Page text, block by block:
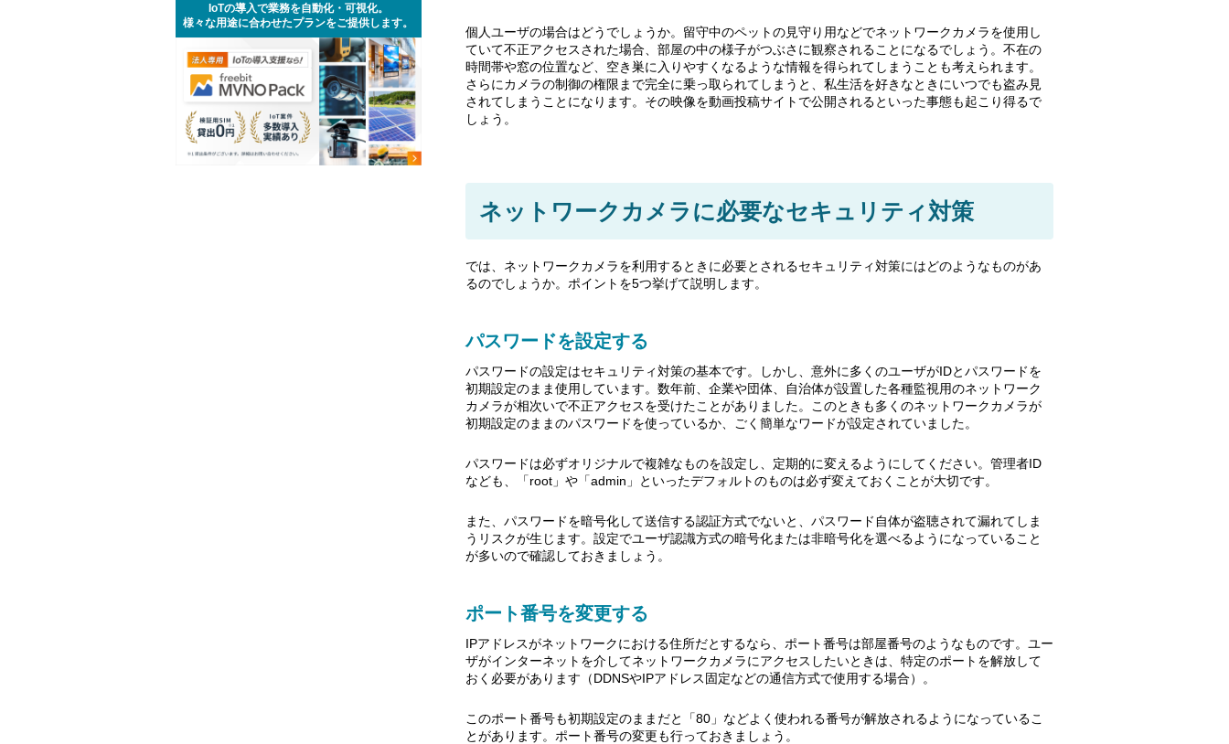
個人ユーザの場合はどうでしょうか。留守中のペットの見守り用などでネットワークカメラを使用し
ていて不正アクセスされた場合、部屋の中の様子がつぶさに観察されることになるでしょう。不在の
時間帯や窓の位置など、空き巣に入りやすくなるような情報を得られてしまうことも考えられます。
さらにカメラの制御の権限まで完全に乗っ取られてしまうと、私生活を好きなときにいつでも盗み見
されてしまうことになります。その映像を動画投稿サイトで公開されるといった事態も起こり得るで
しょう。
ネットワークカメラに必要なセキュリティ対策
では、ネットワークカメラを利用するときに必要とされるセキュリティ対策にはどのようなものがあ
るのでしょうか。ポイントを5つ挙げて説明します。
パスワードを設定する
パスワードの設定はセキュリティ対策の基本です。しかし、意外に多くのユーザがIDとパスワードを
初期設定のまま使用しています。数年前、企業や団体、自治体が設置した各種監視用のネットワーク
カメラが相次いで不正アクセスを受けたことがありました。このときも多くのネットワークカメラが
初期設定のままのパスワードを使っているか、ごく簡単なワードが設定されていました。
パスワードは必ずオリジナルで複雑なものを設定し、定期的に変えるようにしてください。管理者ID
なども、「root」や「admin」といったデフォルトのものは必ず変えておくことが大切です。
また、パスワードを暗号化して送信する認証方式でないと、パスワード自体が盗聴されて漏れてしま
うリスクが生じます。設定でユーザ認識方式の暗号化または非暗号化を選べるようになっていること
が多いので確認しておきましょう。
ポート番号を変更する
IPアドレスがネットワークにおける住所だとするなら、ポート番号は部屋番号のようなものです。ユー
ザがインターネットを介してネットワークカメラにアクセスしたいときは、特定のポートを解放して
おく必要があります（DDNSやIPアドレス固定などの通信方式で使用する場合）。
このポート番号も初期設定のままだと「80」などよく使われる番号が解放されるようになっているこ
とがあります。ポート番号の変更も行っておきましょう。
IoTの導入で業務を自動化・可視化。
様々な用途に合わせたプランをご提供します。